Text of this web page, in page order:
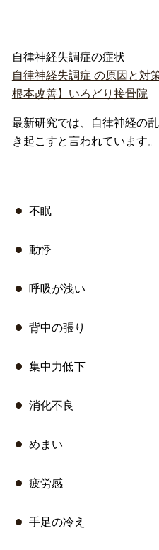
自律神経失調症の症状
自律神経失調症 の原因と対
根本改善】いろどり接骨院
最新研究では、
自律神経の
き起こすと言われていま す。
不眠
動悸
呼吸が浅い
背中の張り
集中力低下
消化不良
めまい
疲労感
手足の冷え